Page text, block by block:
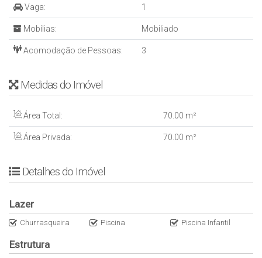
* Piscina adulto e infantil
* Salão de festas
* ⁠Playground
* ⁠Espaço pet
- Ano de construção: Julho/25
Gabriel Magalhães
VALOR: R$ 930.000,00
• Entrada de R$ 30% saldo em 60x CUB/SC
•Estuda pegar carro no negócio
•Estuda ap de menor valor no negócio
Vaga: 1
Mobílias: Mobiliado
Acomodação de Pessoas: 3
Medidas do Imóvel
Área Total: 70 .00 m²
Área Privada: 70 .00 m²
Detalhes do Imóvel
Lazer
Churrasqueira Piscina Piscina Infantil
Estrutura